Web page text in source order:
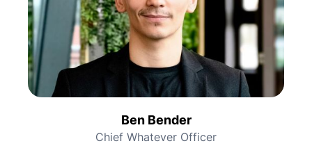
Ben Bender
Chief Whatever Officer